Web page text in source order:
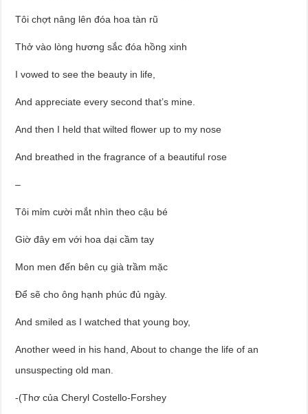
Tôi chợt nâng lên đóa hoa tàn rũ
Thở vào lòng hương sắc đóa hồng xinh
I vowed to see the beauty in life,
And appreciate every second that’s mine.
And then I held that wilted flower up to my nose
And breathed in the fragrance of a beautiful rose
–
Tôi mỉm cười mắt nhìn theo cậu bé
Giờ đây em với hoa dại cầm tay
Mon men đến bên cụ già trầm mặc
Để sẽ cho ông hạnh phúc đủ ngày.
And smiled as I watched that young boy,
Another weed in his hand, About to change the life of an
unsuspecting old man.
-(Thơ của Cheryl Costello-Forshey